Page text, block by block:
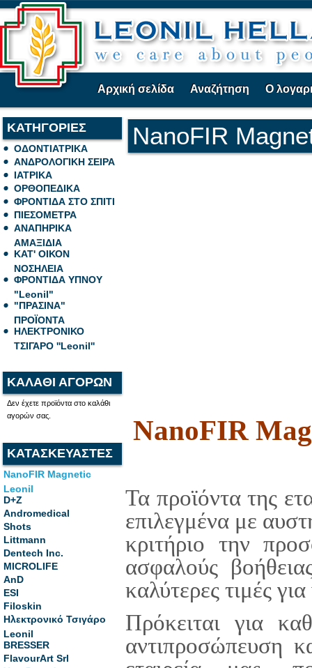
Αρχική σελίδα Αναζήτηση Ο
ΚΑΤΗΓΟΡΙΕΣ
ΟΔΟΝΤΙΑΤΡΙΚΑ
ΑΝΔΡΟΛΟΓΙΚΗ ΣΕΙΡΑ
ΙΑΤΡΙΚΑ
ΟΡΘΟΠΕΔΙΚΑ
ΦΡΟΝΤΙΔΑ ΣΤΟ ΣΠΙΤΙ
ΠΙΕΣΟΜΕΤΡΑ
ΑΝΑΠΗΡΙΚΑ
ΑΜΑΞΙΔΙΑ
ΚΑΤ' ΟΙΚΟΝ
ΝΟΣΗΛΕΙΑ
ΦΡΟΝΤΙΔΑ ΥΠΝΟΥ
"Leonil"
"ΠΡΑΣΙΝΑ"
ΠΡΟΪΟΝΤΑ
ΗΛΕΚΤΡΟΝΙΚΟ
ΤΣΙΓΑΡΟ ''Leonil''
ΚΑΛΑΘΙ ΑΓΟΡΩΝ
Δεν έχετε προϊόντα στο καλάθι
αγορών σας.
ΚΑΤΑΣΚΕΥΑΣΤΕΣ
NanoFIR Magnetic
Leonil
D+Z
Andromedical
Shots
Littmann
Dentech Inc.
MICROLIFE
AnD
ESI
Filoskin
Ηλεκτρονικό Τσιγάρο
Leonil
BRESSER
FlavourArt Srl
NanoFIR
NanoFIR
Τα προϊόντα της
επιλεγμένα με
κριτήριο την
ασφαλούς
καλύτερες τιμές
Πρόκειται για
αντιπροσώπευση